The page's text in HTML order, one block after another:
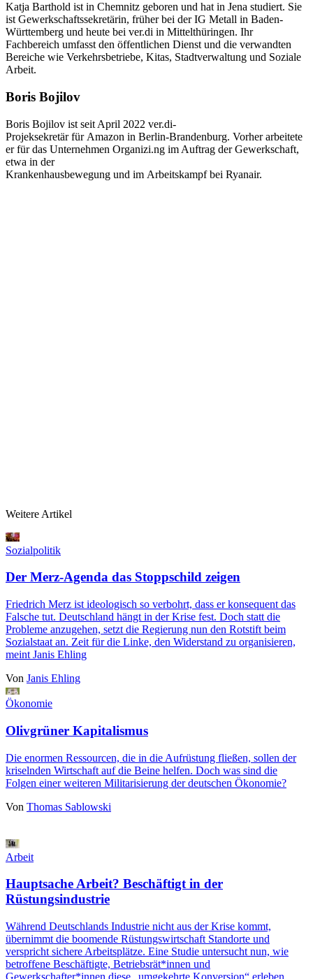
Katja Barthold ist in Chemnitz geboren und hat in Jena studiert. Sie
ist Gewerkschaftssekretärin, früher bei der IG Metall in Baden-
Württemberg und heute bei ver.di in Mittelthüringen. Ihr
Fachbereich umfasst den öffentlichen Dienst und die verwandten
Bereiche wie Verkehrsbetriebe, Kitas, Stadtverwaltung und Soziale
Arbeit.
Boris Bojilov
Boris Bojilov ist seit April 2022 ver.di-
Projeksekretär für Amazon in Berlin-Brandenburg. Vorher arbeitete
er für das Unternehmen Organizi.ng im Auftrag der Gewerkschaft,
etwa in der
Krankenhausbewegung und im Arbeitskampf bei Ryanair.
Weitere Artikel
Sozialpolitik
Der Merz-Agenda das Stoppschild zeigen
Friedrich Merz ist ideologisch so verbohrt, dass er konsequent das
Falsche tut. Deutschland hängt in der Krise fest. Doch statt die
Probleme anzugehen, setzt die Regierung nun den Rotstift beim
Sozialstaat an. Zeit für die Linke, den Widerstand zu organisieren,
meint Janis Ehling
Von Janis Ehling
Ökonomie
Olivgrüner Kapitalismus
Die enormen Ressourcen, die in die Aufrüstung fließen, sollen der
kriselnden Wirtschaft auf die Beine helfen. Doch was sind die
Folgen einer weiteren Militarisierung der deutschen Ökonomie?
Von Thomas Sablowski
Arbeit
Hauptsache Arbeit? Beschäftigt in der
Rüstungsindustrie
Während Deutschlands Industrie nicht aus der Krise kommt,
übernimmt die boomende Rüstungswirtschaft Standorte und
verspricht sichere Arbeitsplätze. Eine Studie untersucht nun, wie
betroffene Beschäftigte, Betriebsrät*innen und
Gewerkschafter*innen diese „umgekehrte Konversion“ erleben.